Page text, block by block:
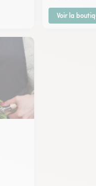
Voir la